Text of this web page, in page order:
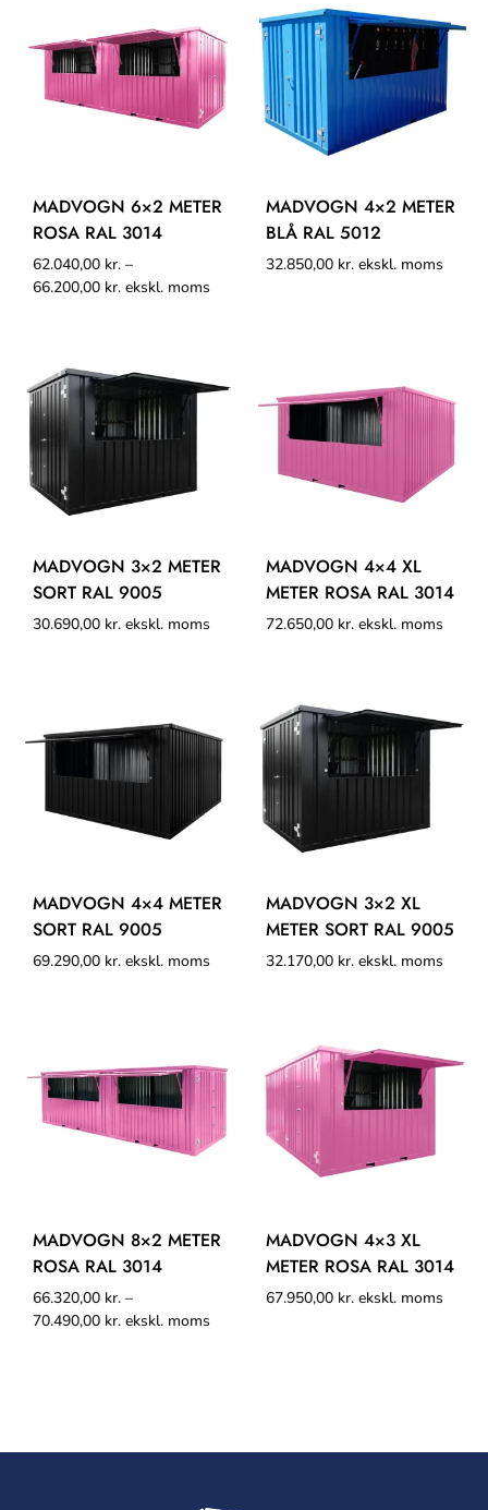
MADVOGN 6×2 METER
ROSA RAL 3014
62.040,00 kr. –
66.200,00 kr. ekskl. moms
MADVOGN 4×2 METER
BLÅ RAL 5012
32.850,00 kr. ekskl. moms
MADVOGN 3×2 METER
SORT RAL 9005
30.690,00 kr. ekskl. moms
MADVOGN 4×4 XL
METER ROSA RAL 3014
72.650,00 kr. ekskl. moms
MADVOGN 4×4 METER
SORT RAL 9005
69.290,00 kr. ekskl. moms
MADVOGN 3×2 XL
METER SORT RAL 9005
32.170,00 kr. ekskl. moms
MADVOGN 8×2 METER
ROSA RAL 3014
66.320,00 kr. –
70.490,00 kr. ekskl. moms
MADVOGN 4×3 XL
METER ROSA RAL 3014
67.950,00 kr. ekskl. moms